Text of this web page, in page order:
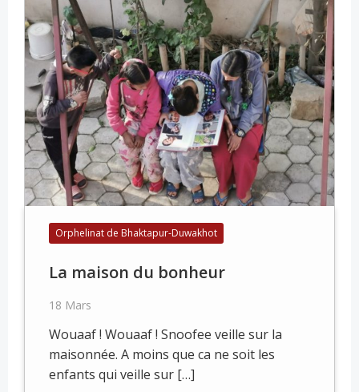
Orphelinat de Bhaktapur-Duwakhot
La maison du bonheur
18 Mars
Wouaaf ! Wouaaf ! Snoofee veille sur la
maisonnée. A moins que ca ne soit les
enfants qui veille sur […]